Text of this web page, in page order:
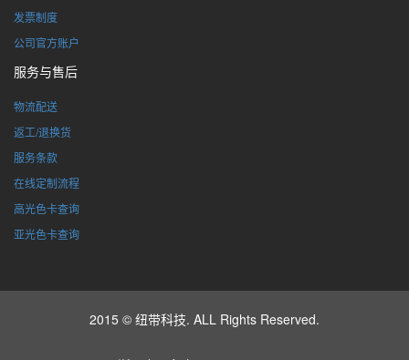
发票制度
公司官方账户
服务与售后
物流配送
返工/退换货
服务条款
在线定制流程
高光色卡查询
亚光色卡查询
2015 © 纽带科技. ALL Rights Reserved.